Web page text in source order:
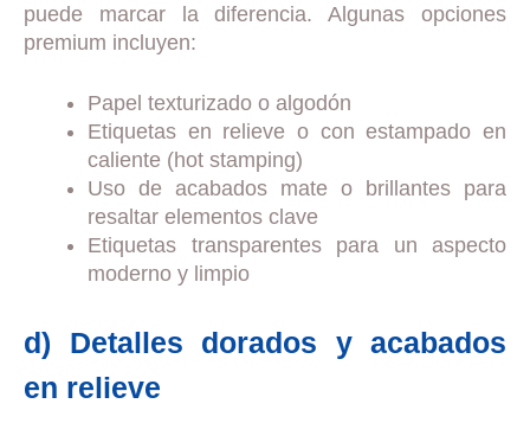
puede marcar la diferencia. Algunas opciones
premium incluyen:
Papel texturizado o algodón
Etiquetas en relieve o con estampado en
caliente (hot stamping)
Uso de acabados mate o brillantes para
resaltar elementos clave
Etiquetas transparentes para un aspecto
moderno y limpio
d) Detalles dorados y acabados
en relieve